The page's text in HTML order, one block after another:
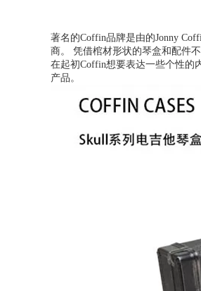
著名的Coffin品牌是由的Jonny
商。 凭借棺材形状的琴盒和配件
在起初Coffin想要表达一些个性的
产品。